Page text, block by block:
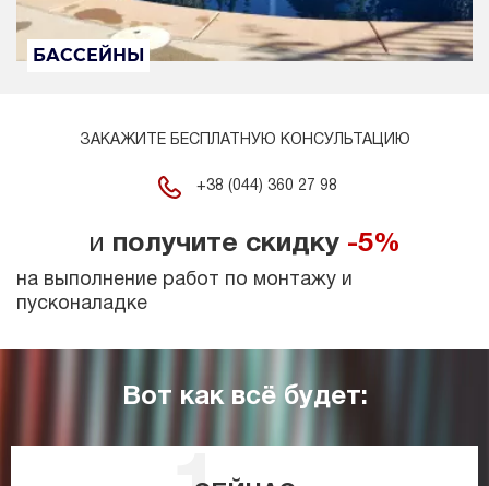
БАССЕЙНЫ
ЗАКАЖИТЕ БЕСПЛАТНУЮ КОНСУЛЬТАЦИЮ
+38 (044) 360 27 98
и получите скидку -5%
на выполнение работ по монтажу и
пусконаладке
Вот как всё будет: